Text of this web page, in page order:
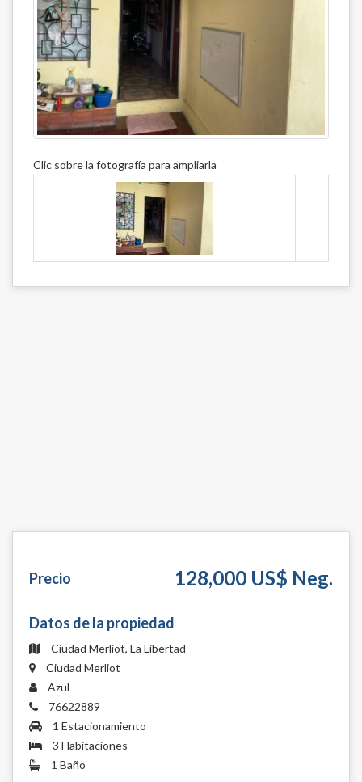
Clic sobre la fotografía para ampliarla
Precio 128,000 US$ Neg.
Datos de la propiedad
Ciudad Merliot, La Libertad
Ciudad Merliot
Azul
76622889
1 Estacionamiento
3 Habitaciones
1 Baño